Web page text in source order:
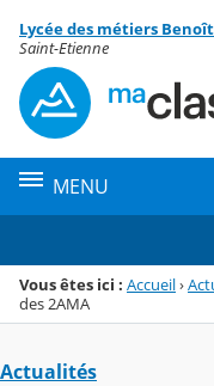
Menu de la rubrique
Contenu
Lycée des métiers
Saint-Etienne
MENU
Vous êtes ici : Accueil›
des 2AMA
Actualités